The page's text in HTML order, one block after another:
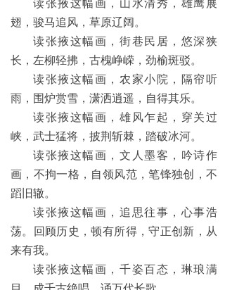
读张掖这幅画，山水清秀，雄鹰展
翅，骏马追风，草原辽阔。
读张掖这幅画，街巷民居，悠深狭
长，左柳轻拂，古槐峥嵘，劲榆斑驳。
读张掖这幅画，农家小院，隔帘听
雨，围炉赏雪，潇洒逍遥，自得其乐。
读张掖这幅画，雄风乍起，穿关过
峡，武士猛将，披荆斩棘，踏破冰河。
读张掖这幅画，文人墨客，吟诗作
画，不拘一格，自领风范，笔锋独创，不
蹈旧辙。
读张掖这幅画，追思往事，心事浩
荡。回顾历史，顿有所得，守正创新，从
来有我。
读张掖这幅画，千姿百态，琳琅满